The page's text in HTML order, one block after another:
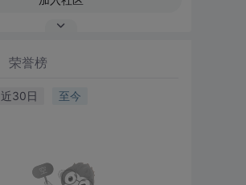
荣誉榜
近30日 至今